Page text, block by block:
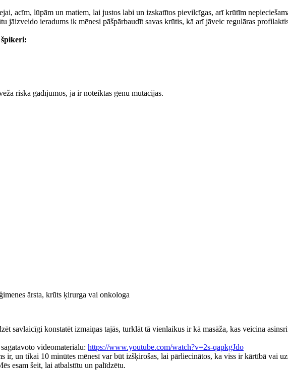
acīm, lūpām un matiem, lai justos labi un izskatītos pievilcīgas, arī krūtīm
ieradums ik mēnesi pāšpārbaudīt savas krūtis, kā arī jāveic regulāras
riska gadījumos, ja ir noteiktas gēnu mutācijas.
ārsta, krūts ķirurga vai onkologa
savlaicīgi konstatēt izmaiņas tajās, turklāt tā vienlaikus ir kā masāža, kas veicina
videomateriālu: https://www.youtube.com/watch?v=2s-qapkgJdo
un tikai 10 minūtes mēnesī var būt izšķirošas, lai pārliecinātos, ka viss ir kārtībā vai
esam šeit, lai atbalstītu un palīdzētu.